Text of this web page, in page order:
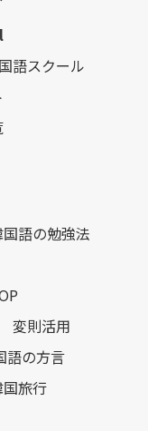
語スクール
語の勉強法
変則活用
語の方言
旅行